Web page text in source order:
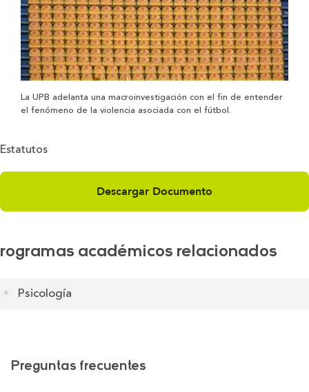
La UPB adelanta una macroinvestigación con el fin de entender
el fenómeno de la violencia asociada con el fútbol.
Estatutos
Descargar Documento
académicos relacionados
Psicología
Preguntas frecuentes